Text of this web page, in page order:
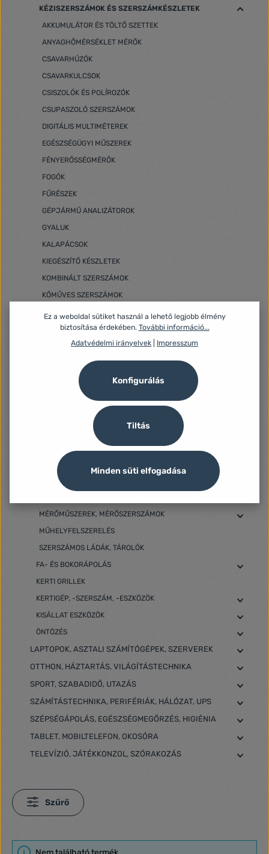
KÉZISZERSZÁMOK ÉS SZERSZÁMKÉSZLETEK
AKKUMULÁTOR ÉS TÖLTŐ SZETTEK
ANYAGHŐMÉRSÉKLET MÉRŐK
CSAVARHÚZÓK
CSAVARKULCSOK
CSISZOLÓK ÉS POLÍROZÓK
CSUPASZOLÓ SZERSZÁMOK
DIGITÁLIS MULTIMÉTEREK
EGÉSZSÉGÜGYI MŰSZEREK
FÉNYERŐSSÉGMÉRŐK
FOGÓK
FŰRÉSZEK
GÉPJÁRMŰ ANALIZÁTOROK
GYALUK
KALAPÁCSOK
KIEGÉSZÍTŐ KÉSZLETEK
KOMBINÁLT SZERSZÁMOK
KŐMŰVES SZERSZÁMOK
LAKATFOGÓ MULTIMÉTEREK
SZÉLERŐSSÉGMÉRŐK
MENETVÁGÓK
MÉRŐSZALAG
NEDVESSÉGTARTALOM MÉRŐK
SZERSZÁMKÉSZLETEK
SZERSZÁMOSLÁDÁK
SZIGETELÉSMÉRŐK
TŰZÉS, SZEGECSELÉS
VÁGÓK ÉS BARKÁCSKÉSEK
MÉRŐMŰSZEREK, MÉRŐSZERSZÁMOK
MŰHELYFELSZERELÉS
SZERSZÁMOS LÁDÁK, TÁROLÓK
FA- ÉS BOKORÁPOLÁS
KERTI GRILLEK
KERTIGÉP, -SZERSZÁM, -ESZKÖZÖK
KISÁLLAT ESZKÖZÖK
ÖNTÖZÉS
LAPTOPOK, ASZTALI SZÁMÍTÓGÉPEK, SZERVEREK
OTTHON, HÁZTARTÁS, VILÁGÍTÁSTECHNIKA
SPORT, SZABADIDŐ, UTAZÁS
SZÁMÍTÁSTECHNIKA, PERIFÉRIÁK, HÁLÓZAT, UPS
SZÉPSÉGÁPOLÁS, EGÉSZSÉGMEGŐRZÉS, HIGIÉNIA
TABLET, MOBILTELEFON, OKOSÓRA
TELEVÍZIÓ, JÁTÉKKONZOL, SZÓRAKOZÁS
Szűrő
Ez a weboldal sütiket használ a lehető legjobb élmény
biztosítása érdekében. További információ...
Adatvédelmi irányelvek
Impresszum
Tiltás
Konfigurálás
Minden süti elfogadása